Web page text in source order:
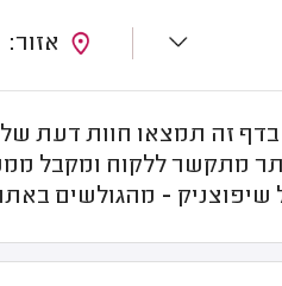
זה תמצאו חוות דעת של
מתקשר ללקוח ומקבל
- מהגולשים